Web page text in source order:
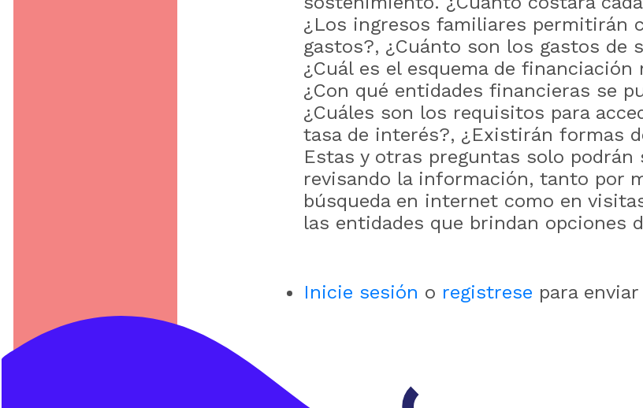
¿Los ingresos familiares permitirán
gastos?, ¿Cuánto son los gastos de
¿Cuál es el esquema de financiación
¿Con qué entidades financieras se
¿Cuáles son los requisitos para
tasa de interés?, ¿Existirán formas
Estas y otras preguntas solo podrán
revisando la información, tanto por
búsqueda en internet como en
las entidades que brindan opciones
Inicie sesión o registrese para